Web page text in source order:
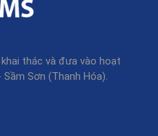
thác và đưa vào hoạt
Sơn (Thanh Hóa).